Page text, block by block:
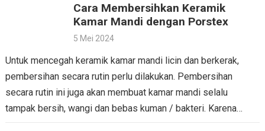
Cara Membersihkan Keramik
Kamar Mandi dengan Porstex
5 Mei 2024
Untuk mencegah keramik kamar mandi licin dan berkerak,
pembersihan secara rutin perlu dilakukan. Pembersihan
secara rutin ini juga akan membuat kamar mandi selalu
tampak bersih, wangi dan bebas kuman / bakteri. Karena